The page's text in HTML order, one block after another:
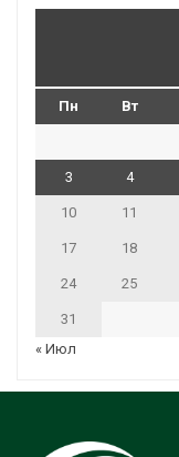
Пн Вт
3 4
10 11
17 18
24 25
31
« Июл